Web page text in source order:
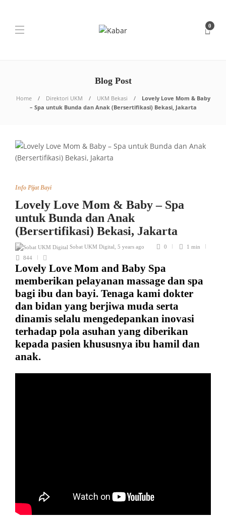
0
Blog Post
Home Direktori UKM UKM Bekasi
Lovely Love Mom & Baby
– Spa untuk Bunda dan Anak (Bersertifikasi) Bekasi, Jakarta
Info Pijat Bayi
Lovely Love Mom & Baby – Spa
untuk Bunda dan Anak
(Bersertifikasi) Bekasi, Jakarta
Sobat UKM Digital 5 years ago 0
1 min
844
Lovely Love Mom and Baby Spa
memberikan pelayanan massage dan spa
bagi ibu dan bayi. Tenaga kami dokter
dan bidan yang berjiwa muda serta
dinamis selalu mengedepankan inovasi
terhadap pola asuhan yang diberikan
kepada pasien khususnya ibu hamil dan
anak.